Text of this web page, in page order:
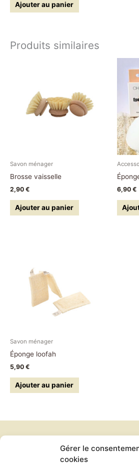
Gérer le
cookies
Ajouter au panier
Produits similaires
Savon ménager
Brosse vaisselle
2,90 €
Ajouter au panier
6,90 €
Savon ménager
Éponge loofah
5,90 €
Ajouter au panier
Newsletter
Conditions générales de